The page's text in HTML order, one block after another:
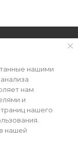
нашими
нам
и
нашего
нашей